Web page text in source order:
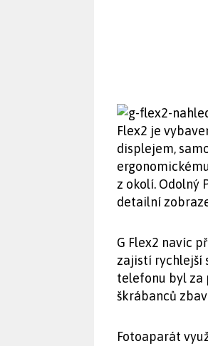
Flex2 je
displejem,
z okolí. Odolný
detailní
G Flex2 navíc
zajistí rychlejší
telefonu byl za
škrábanců
Fotoaparát